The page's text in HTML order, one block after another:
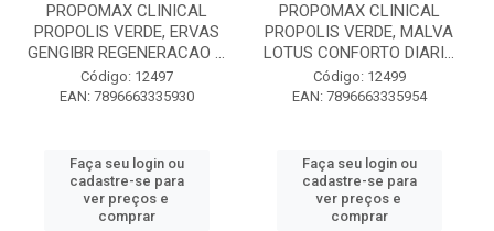
PROPOMAX CLINICAL
PROPOLIS VERDE, ERVAS
GENGIBR REGENERACAO ...
Código: 12497
EAN: 7896663335930
Faça seu login ou
cadastre-se para
ver preços e
comprar
PROPOMAX CLINICAL
PROPOLIS VERDE, MALVA
LOTUS CONFORTO DIARI...
Código: 12499
EAN: 7896663335954
Faça seu login ou
cadastre-se para
ver preços e
comprar